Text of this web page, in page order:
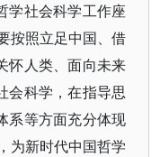
学社会科学工作座
按照立足中国、借
怀人类、面向未来
会科学，在指导思
系等方面充分体现
为新时代中国哲学